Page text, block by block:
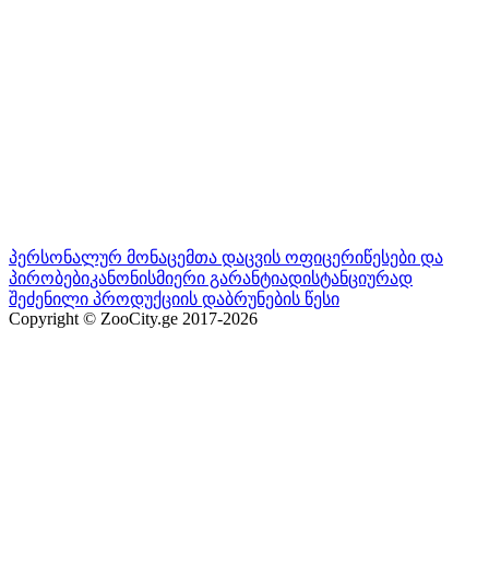
პერსონალურ მონაცემთა დაცვის ოფიცერიწესები და
პირობებიკანონისმიერი გარანტიადისტანციურად
შეძენილი პროდუქციის დაბრუნების წესი
Copyright © ZooCity.ge 2017-2026